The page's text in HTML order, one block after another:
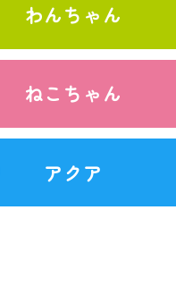
わんちゃん
ねこちゃん
アクア